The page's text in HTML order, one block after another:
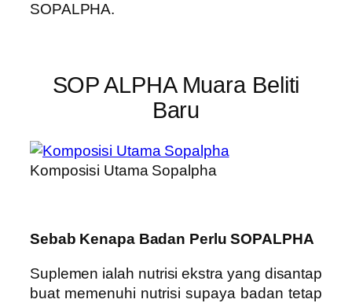
SOPALPHA.
SOP ALPHA Muara Beliti
Baru
Komposisi Utama Sopalpha
Sebab Kenapa Badan Perlu SOPALPHA
Suplemen ialah nutrisi ekstra yang disantap
buat memenuhi nutrisi supaya badan tetap